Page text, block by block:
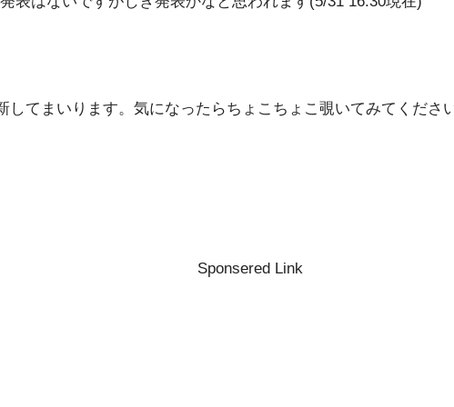
してまいります。気になったらちょこちょこ覗いてみてくださ
Sponsered Link